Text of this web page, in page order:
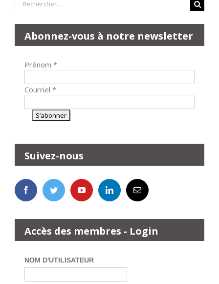
Abonnez-vous à notre newsletter
Prénom *
Courriel *
Suivez-nous
Accès des membres - Login
NOM D'UTILISATEUR